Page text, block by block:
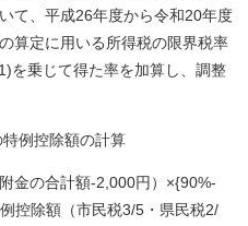
て、平成26年度から令和20年度
算定に用いる所得税の限界税率
を乗じて得た率を加算し、調整
例控除額の計算
金の合計額-2,000円）×{90%-
控除額（市民税3/5・県民税2/